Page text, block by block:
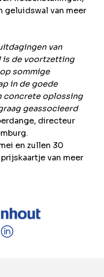
geluidswal van meer
van
de voortzetting
sommige
in de goede
concrete oplossing
geassocieerd
directeur
en zullen 30
van meer